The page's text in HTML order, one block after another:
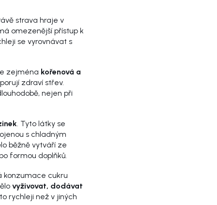
strava hraje v
omezenější přístup k
se vyrovnávat s
zejména kořenová a
zdraví střev.
nejen při
. Tyto látky se
s chladným
běžně vytváří ze
formou doplňků.
konzumace cukru
vyživovat, dodávat
rychleji než v jiných